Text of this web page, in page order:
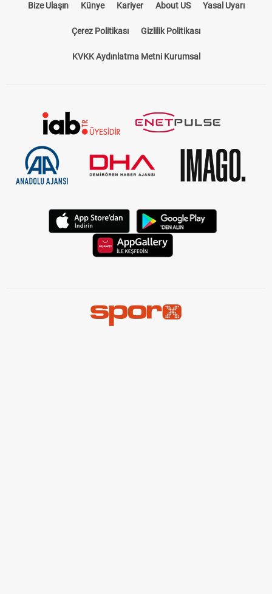
Bize Ulaşın Künye Kariyer About US Yasal Uyarı
Çerez Politikası Gizlilik Politikası
KVKK Aydınlatma Metni Kurumsal